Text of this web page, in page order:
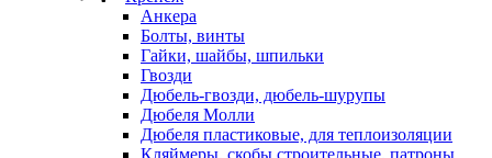
Анкера
Болты, винты
Гайки, шайбы, шпильки
Гвозди
Дюбель-гвозди, дюбель-шурупы
Дюбеля Молли
Дюбеля пластиковые, для теплоизоляции
Кляймеры, скобы строительные, патроны